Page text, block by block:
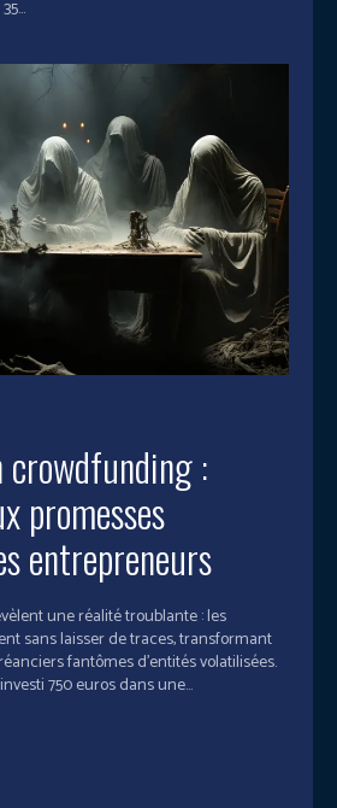
crowdfunding :
promesses
entrepreneurs
une réalité troublante : les
sans laisser de traces, transformant
fantômes d'entités volatilisées.
750 euros dans une...